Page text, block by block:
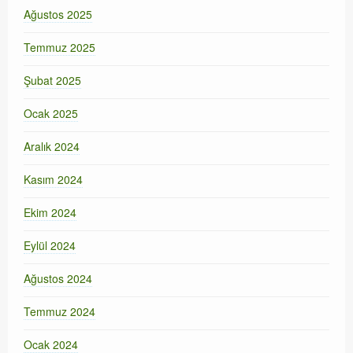
Ağustos 2025
Temmuz 2025
Şubat 2025
Ocak 2025
Aralık 2024
Kasım 2024
Ekim 2024
Eylül 2024
Ağustos 2024
Temmuz 2024
Ocak 2024